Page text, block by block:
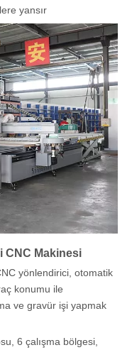
yansır
CNC Makinesi
yönlendirici, otomatik
konumu ile
ve gravür işi yapmak
6 çalışma bölgesi,